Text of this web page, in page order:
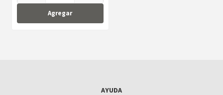
Agregar
AYUDA